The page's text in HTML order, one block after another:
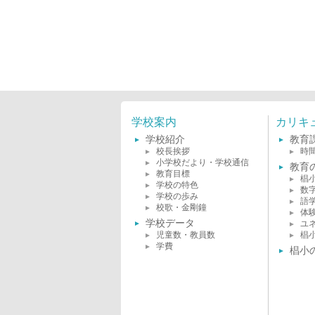
学校案内
学校紹介
校長挨拶
小学校だより・学校通信
教育目標
学校の特色
学校の歩み
校歌・金剛鐘
学校データ
児童数・教員数
学費
カリキ
教育
時
教育
椙
数
語
体
ユ
椙
椙小